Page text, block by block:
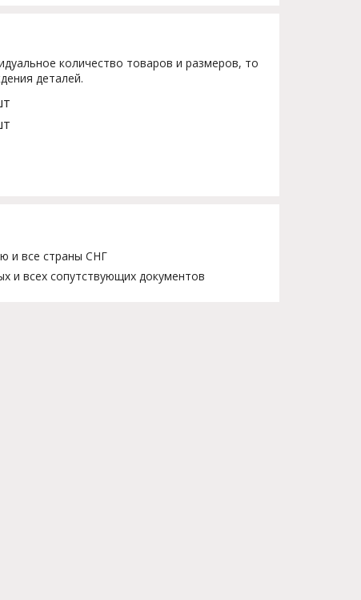
количество товаров и размеров, то
деталей.
и все страны СНГ
и всех сопутствующих документов